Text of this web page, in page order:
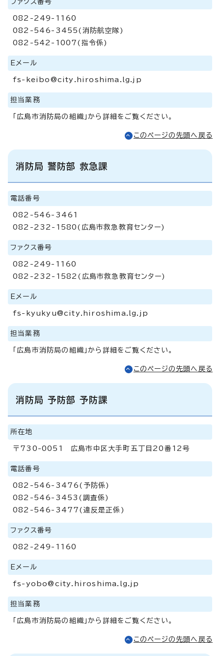
082-249-1160
082-546-3455(消防航空隊)
082-542-1007(指令係)
Eメール
fs-keibo@city.hiroshima.lg.jp
担当業務
「広島市消防局の組織」から詳細をご覧ください。
このページの先頭へ戻る
消防局 警防部 救急課
電話番号
082-546-3461
082-232-1580(広島市救急教育センター)
ファクス番号
082-249-1160
082-232-1582(広島市救急教育センター)
Eメール
fs-kyukyu@city.hiroshima.lg.jp
担当業務
「広島市消防局の組織」から詳細をご覧ください。
このページの先頭へ戻る
消防局 予防部 予防課
所在地
〒730-0051 広島市中区大手町五丁目20番12号
電話番号
082-546-3476(予防係)
082-546-3453(調査係)
082-546-3477(違反是正係)
ファクス番号
082-249-1160
Eメール
fs-yobo@city.hiroshima.lg.jp
担当業務
「広島市消防局の組織」から詳細をご覧ください。
このページの先頭へ戻る